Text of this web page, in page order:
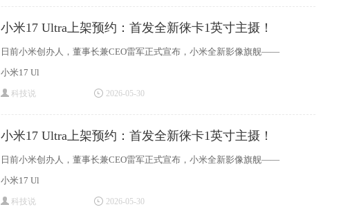
小米17 Ultra上架预约：首发全新徕卡1英寸主摄！
日前小米创办人，董事长兼CEO雷军正式宣布，小米全新影像旗舰——
小米17 Ul
科技说 2026-05-30
小米17 Ultra上架预约：首发全新徕卡1英寸主摄！
日前小米创办人，董事长兼CEO雷军正式宣布，小米全新影像旗舰——
小米17 Ul
科技说 2026-05-30